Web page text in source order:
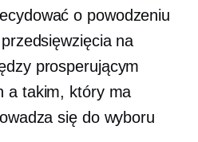
o powodzeniu
na
prosperującym
a takim, który ma
się do wyboru